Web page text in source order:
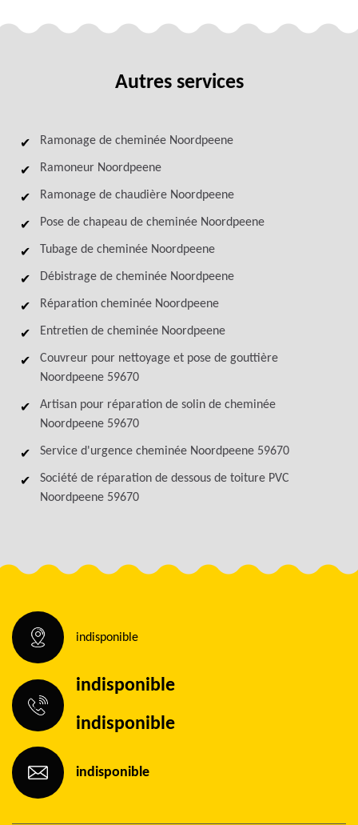
Autres services
Ramonage de cheminée Noordpeene
Ramoneur Noordpeene
Ramonage de chaudière Noordpeene
Pose de chapeau de cheminée Noordpeene
Tubage de cheminée Noordpeene
Débistrage de cheminée Noordpeene
Réparation cheminée Noordpeene
Entretien de cheminée Noordpeene
Couvreur pour nettoyage et pose de gouttière
Noordpeene 59670
Artisan pour réparation de solin de cheminée
Noordpeene 59670
Service d'urgence cheminée Noordpeene 59670
Société de réparation de dessous de toiture PVC
Noordpeene 59670
indisponible
indisponible
indisponible
indisponible